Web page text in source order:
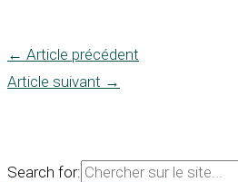
← Article précédent
Article suivant →
Search for: